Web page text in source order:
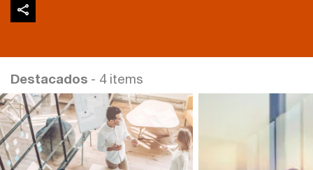
Destacados - 4 items